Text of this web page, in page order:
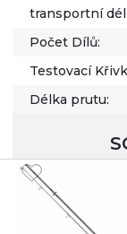
transportní
Počet Dílů:
Testovací
Délka prutu: